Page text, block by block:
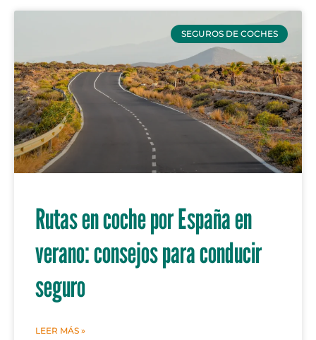
SEGUROS DE COCHES
Rutas en coche por España en
verano: consejos para conducir
seguro
LEER MÁS »